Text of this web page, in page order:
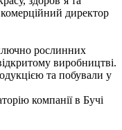
комерційний директор
рослинних
виробництві.
та побували у
компанії в Бучі